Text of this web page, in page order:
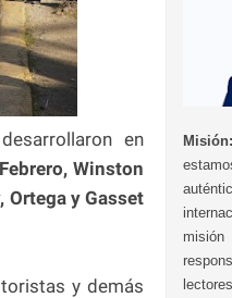
en
Winston
Ortega y Gasset
y demás
Misión:
misión